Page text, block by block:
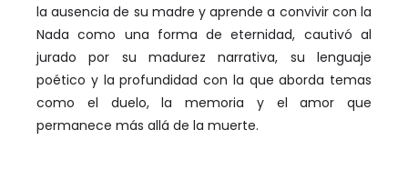
la ausencia de su madre y aprende a convivir con la
Nada como una forma de eternidad, cautivó al
jurado por su madurez narrativa, su lenguaje
poético y la profundidad con la que aborda temas
como el duelo, la memoria y el amor que
permanece más allá de la muerte.